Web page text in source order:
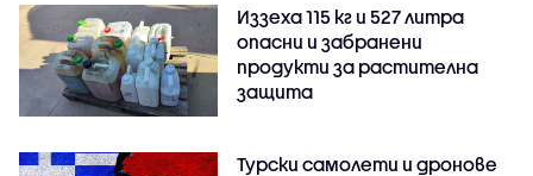
Иззеха 115 кг и 527 литра
опасни и забранени
продукти за растителна
защита
Турски самолети и дронове